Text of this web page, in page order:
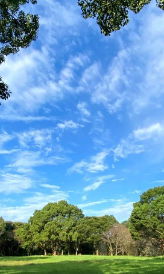
いたします。
のエントリー、ありがとうございました
定です。
ランティア募集について
ェルパ様にて、参加者限定でトレラン商